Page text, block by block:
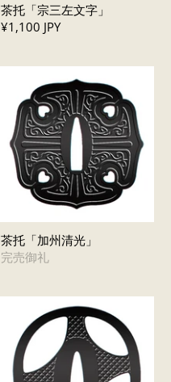
茶托「宗三左文字」
¥1,100 JPY
茶托「加州清光」
完売御礼